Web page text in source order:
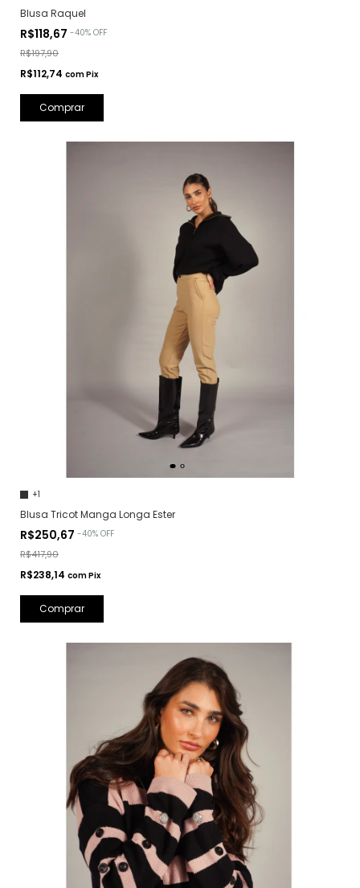
Blusa Raquel
R$118,67 -40% OFF
R$197,90
R$112,74 comPix
Comprar
+1
Blusa Tricot Manga Longa Ester
R$250,67 -40% OFF
R$417,90
R$238,14 comPix
Comprar